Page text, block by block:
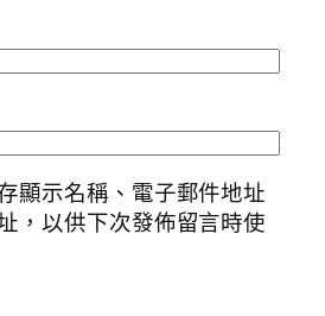
顯示名稱、電子郵件地址
，以供下次發佈留言時使